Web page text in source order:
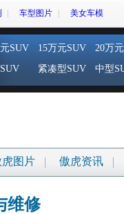
车型图片 美女车模
SUV 15万元SUV
20万
紧凑型SUV 中型
虎图片 傲虎资讯
维修